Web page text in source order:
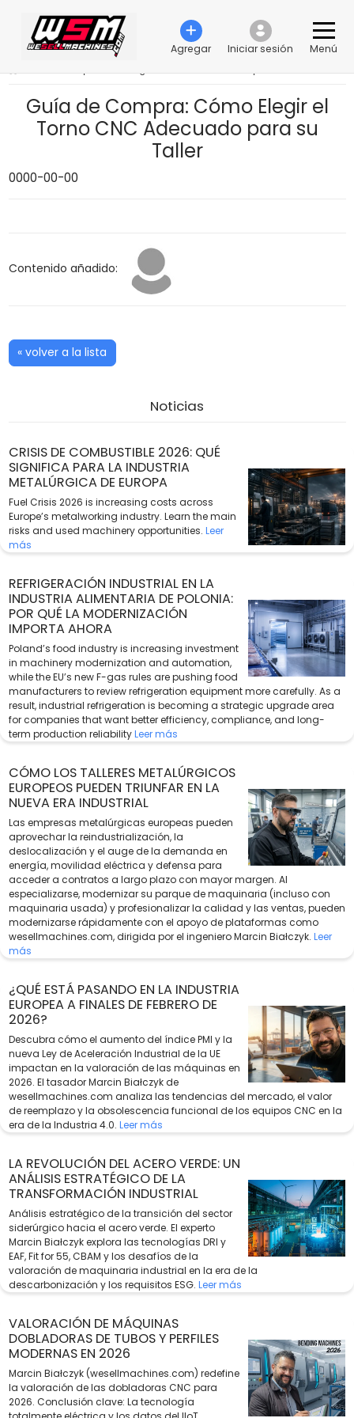
Agregar Iniciar sesión Menú
Guía de Compra: Cómo Elegir el
Torno CNC Adecuado para su
Taller
0000-00-00
Contenido añadido:
« volver a la lista
Noticias
CRISIS DE COMBUSTIBLE 2026: QUÉ
SIGNIFICA PARA LA INDUSTRIA
METALÚRGICA DE EUROPA
Fuel Crisis 2026 is increasing costs across
Europe’s metalworking industry. Learn the main
risks and used machinery opportunities. Leer
más
REFRIGERACIÓN INDUSTRIAL EN LA
INDUSTRIA ALIMENTARIA DE POLONIA:
POR QUÉ LA MODERNIZACIÓN
IMPORTA AHORA
Poland’s food industry is increasing investment
in machinery modernization and automation,
while the EU’s new F-gas rules are pushing food
manufacturers to review refrigeration equipment more carefully. As a
result, industrial refrigeration is becoming a strategic upgrade area
for companies that want better efficiency, compliance, and long-
term production reliabilityLeer más
CÓMO LOS TALLERES METALÚRGICOS
EUROPEOS PUEDEN TRIUNFAR EN LA
NUEVA ERA INDUSTRIAL
Las empresas metalúrgicas europeas pueden
aprovechar la reindustrialización, la
deslocalización y el auge de la demanda en
energía, movilidad eléctrica y defensa para
acceder a contratos a largo plazo con mayor margen. Al
especializarse, modernizar su parque de maquinaria (incluso con
maquinaria usada) y profesionalizar la calidad y las ventas, pueden
modernizarse rápidamente con el apoyo de plataformas como
wesellmachines.com, dirigida por el ingeniero Marcin Białczyk. Leer
más
¿QUÉ ESTÁ PASANDO EN LA INDUSTRIA
EUROPEA A FINALES DE FEBRERO DE
2026?
Descubra cómo el aumento del índice PMI y la
nueva Ley de Aceleración Industrial de la UE
impactan en la valoración de las máquinas en
2026. El tasador Marcin Białczyk de
wesellmachines.com analiza las tendencias del mercado, el valor
de reemplazo y la obsolescencia funcional de los equipos CNC en la
era de la Industria 4.0. Leer más
LA REVOLUCIÓN DEL ACERO VERDE: UN
ANÁLISIS ESTRATÉGICO DE LA
TRANSFORMACIÓN INDUSTRIAL
Análisis estratégico de la transición del sector
siderúrgico hacia el acero verde. El experto
Marcin Białczyk explora las tecnologías DRI y
EAF, Fit for 55, CBAM y los desafíos de la
valoración de maquinaria industrial en la era de la
descarbonización y los requisitos ESG. Leer más
VALORACIÓN DE MÁQUINAS
DOBLADORAS DE TUBOS Y PERFILES
MODERNAS EN 2026
Marcin Białczyk (wesellmachines.com) redefine
la valoración de las dobladoras CNC para
2026. Conclusión clave: La tecnología